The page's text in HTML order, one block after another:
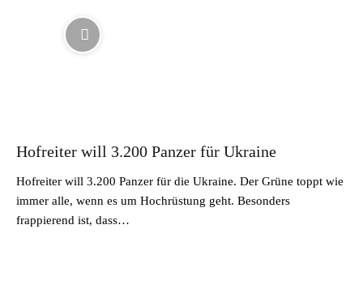
Hofreiter will 3.200 Panzer für Ukraine
Hofreiter will 3.200 Panzer für die Ukraine. Der Grüne toppt wie
immer alle, wenn es um Hochrüstung geht. Besonders
frappierend ist, dass…